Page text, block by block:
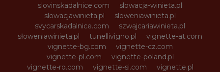
slovinskadalnice.com
slowacja-winieta.pl
slowacjawinieta.pl
sloweniawinieta.pl
svycarskadalnice.com
szwajcariawinieta.pl
słoweniawinieta.pl
tunellivigno.pl
vignette-at.com
vignette-bg.com
vignette-cz.com
vignette-pl.com
vignette-poland.pl
vignette-ro.com
vignette-si.com
vignette.pl